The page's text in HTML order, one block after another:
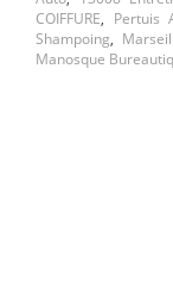
COIFFURE, Pertuis
Shampoing,
Manosque